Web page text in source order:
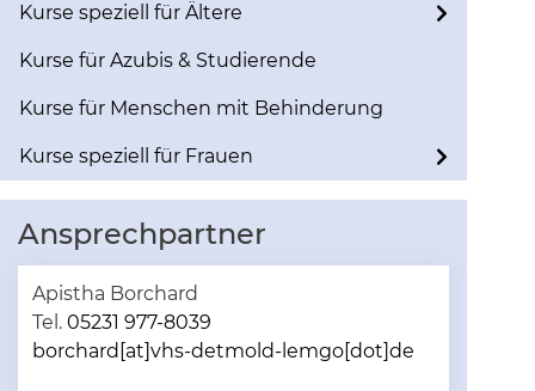
Kurse speziell für Ältere
Kurse für Azubis & Studierende
Kurse für Menschen mit Behinderung
Kurse speziell für Frauen
Ansprechpartner
Apistha Borchard
Tel. 05231 977-8039
borchard[at]vhs-detmold-lemgo[dot]de